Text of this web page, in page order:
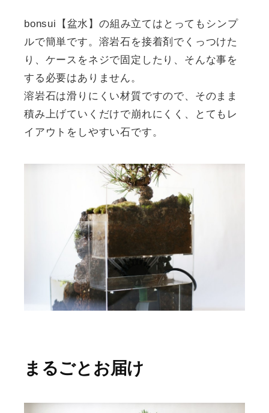
bonsui【盆水】の組み立てはとってもシンプ
ルで簡単です。溶岩石を接着剤でくっつけた
り、ケースをネジで固定したり、そんな事を
する必要はありません。
溶岩石は滑りにくい材質ですので、そのまま
積み上げていくだけで崩れにくく、とてもレ
イアウトをしやすい石です。
まるごとお届け